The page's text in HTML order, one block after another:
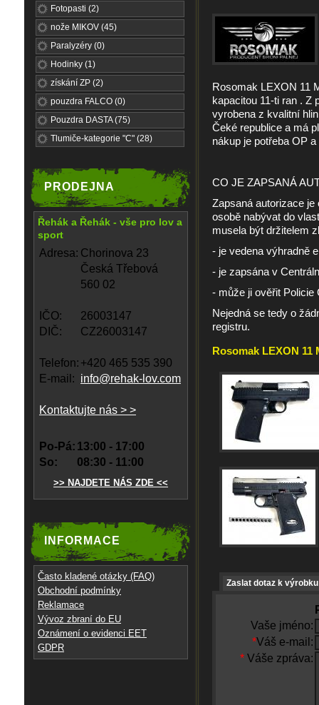
Fotopasti (2)
nože MIKOV (45)
Paralyzéry (0)
Hodinky (1)
získání ZP (2)
pouzdra FALCO (0)
Pouzdra DASTA (75)
Tlumiče-kategorie "C" (28)
PRODEJNA
Řehák a Řehák - vše pro lov a
sport
Adresa: Chorinova 23
Česká Třebová
560 02
IČO:
26003147
DIČ:
CZ26003147
Telefon: +420 465 535 390
E-mail: info@rehak-lov.com
Kontaktujte nás > >
Po-Pá: 13:00 - 17:00
So:
08:30 - 11:00
>> NAJDETE NÁS ZDE <<
INFORMACE
Často kladené otázky (FAQ)
Obchodní podmínky
Reklamace
Vývoz zbraní do EU
Oznámení o evidenci EET
GDPR
Rosomak LEXON 11
kapacitou 11-ti ran . Z
vyrobena z kvalitní
Čeké republice a má
nákup je potřeba OP
CO JE ZAPSANÁ
Zapsaná autorizace
osobě nabývat do
musela být držitelem
- je vedena výhradně
- je zapsána v
- může ji ověřit Policie
Nejedná se tedy o
registru.
Rosomak LEXON
Zaslat dotaz k výrobku
Vaše jméno:
*Váš e-mail:
* Váše zpráva: